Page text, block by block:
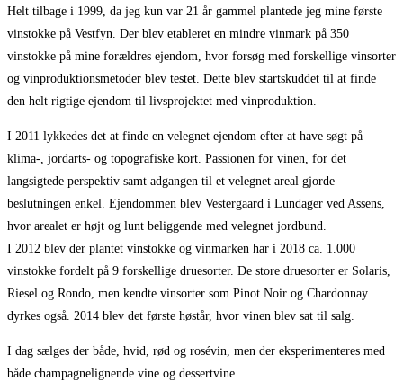
Helt tilbage i 1999, da jeg kun var 21 år gammel plantede jeg mine første
vinstokke på Vestfyn. Der blev etableret en mindre vinmark på 350
vinstokke på mine forældres ejendom, hvor forsøg med forskellige vinsorter
og vinproduktionsmetoder blev testet. Dette blev startskuddet til at finde
den helt rigtige ejendom til livsprojektet med vinproduktion.
I 2011 lykkedes det at finde en velegnet ejendom efter at have søgt på
klima-, jordarts- og topografiske kort. Passionen for vinen, for det
langsigtede perspektiv samt adgangen til et velegnet areal gjorde
beslutningen enkel. Ejendommen blev Vestergaard i Lundager ved Assens,
hvor arealet er højt og lunt beliggende med velegnet jordbund.
I 2012 blev der plantet vinstokke og vinmarken har i 2018 ca. 1.000
vinstokke fordelt på 9 forskellige druesorter. De store druesorter er Solaris,
Riesel og Rondo, men kendte vinsorter som Pinot Noir og Chardonnay
dyrkes også. 2014 blev det første høstår, hvor vinen blev sat til salg.
I dag sælges der både, hvid, rød og rosévin, men der eksperimenteres med
både champagnelignende vine og dessertvine.